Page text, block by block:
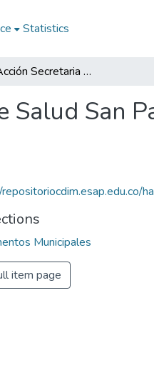
Statistics
Plan de Acción Secretaria de Salud San Pablo Bolivar 2008: PASS San Pablo Bolivar 2008
Salud San
Municipales
item page